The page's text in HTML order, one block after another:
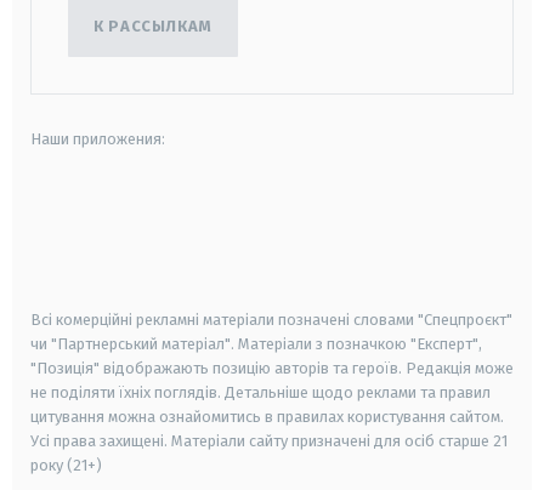
К РАССЫЛКАМ
Наши приложения:
Всі комерційні рекламні матеріали позначені словами "Спецпроєкт"
чи "Партнерський матеріал". Матеріали з позначкою "Експерт",
"Позиція" відображають позицію авторів та героїв. Редакція може
не поділяти їхніх поглядів. Детальніше щодо реклами та правил
цитування можна ознайомитись в правилах користування сайтом.
Усі права захищені. Матеріали сайту призначені для осіб старше 21
року (21+)